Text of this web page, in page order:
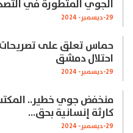
الجوي المتطورة في
29-ديسمبر- 2024
حماس تعلق على
احتلال دمشق
29-ديسمبر- 2024
منخفض جوي خطير..
كارثة إنسانية بحق…
29-ديسمبر- 2024